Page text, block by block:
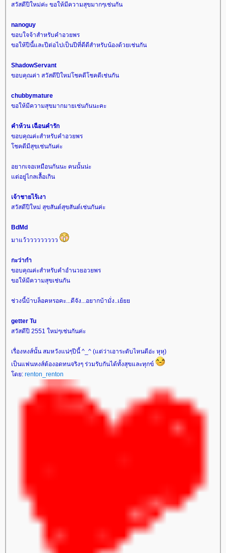
สวัสดีปีใหม่ค่ะ ขอให้มีความสุขมากๆเช่นกัน
nanoguy
ขอบใจจ้าสำหรับคำอวยพร
ขอให้ปีนี้และปีต่อไปเป็นปีที่ดีดีสำหรับน้องด้วยเช่นกัน
ShadowServant
ขอบคุณค่า สวัสดีปีใหม่โชคดีโชคดีเช่นกัน
chubbymature
ขอให้มีความสุขมากมายเช่นกันนะคะ
คำห้วน เฉือนคำรัก
ขอบคุณค่ะสำหรับคำอวยพร
ชคดีมีสุขเช่นกันค่ะ
อยากเจอเหมือนกันนะ คนนั้นน่ะ
ต่อยู่ไกลเลื้อเกิน
เจ้าชายไร้เงา
สวัสดีปีใหม่ สุขสันต์สุขสันต์เช่นกันค่ะ
BdMd
มาแว้ววววววววว
กะว่าก๋า
ขอบคุณค่ะสำหรับคำอำนวยอวยพร
ขอให้มีความสุขเช่นกัน
ช่วงนี้บ้าบล็อคหรอคะ...ดีจัง...อยากบ้ามั่ง..เย้
getter Tu
สวัสดีปี 2551 ใหม่ๆเช่นกันค่ะ
เรื่องหงส์นั้น สมหวังแน่ๆปีนี้ ^_^ (แต่ว่าเอาระดับไหนดีอ่ะ หุหุ)
เป็นแฟนหงส์ต้องอดทนจริงๆ ร่วมรับกันได้ทั้งสุขและทุกข์
ดย: renton_renton